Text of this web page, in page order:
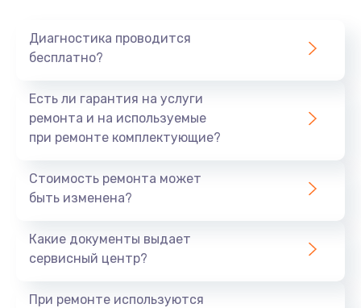
Диагностика проводится
бесплатно?
Есть ли гарантия на услуги
ремонта и на используемые
при ремонте комплектующие?
Стоимость ремонта может
быть изменена?
Какие документы выдает
сервисный центр?
При ремонте используются